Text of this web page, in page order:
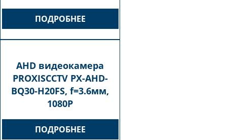
ПОДРОБНЕЕ
AHD видеокамера
PROXISCCTV PX-AHD-
BQ30-H20FS, f=3.6мм,
1080P
ПОДРОБНЕЕ